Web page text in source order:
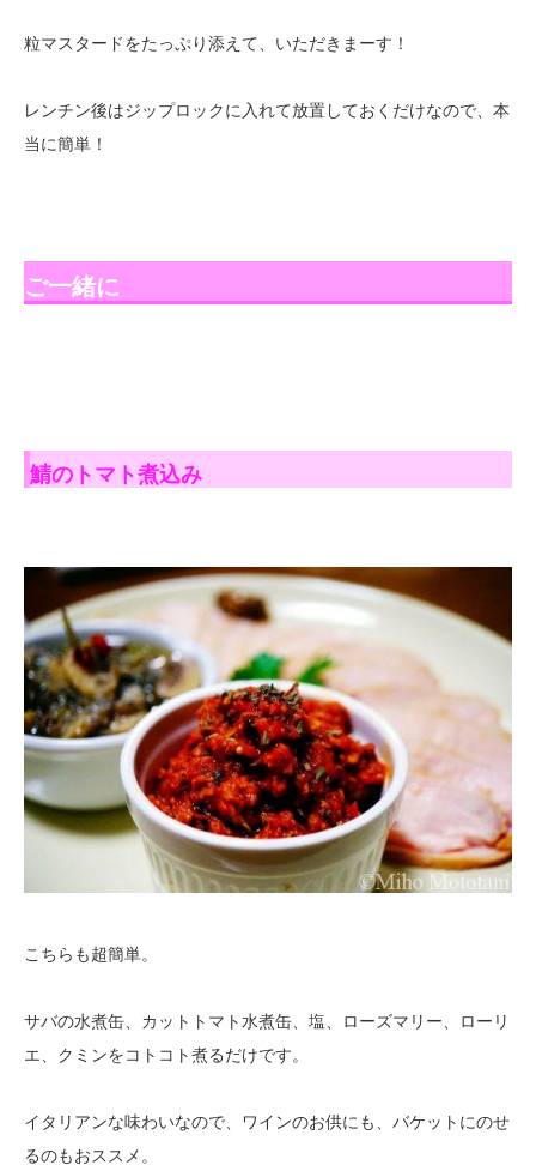
粒マスタードをたっぷり添えて、いただきまーす！
レンチン後はジップロックに入れて放置しておくだけなので、本
当に簡単！
ご一緒に
鯖のトマト煮込み
こちらも超簡単。
サバの水煮缶、カットトマト水煮缶、塩、ローズマリー、ローリ
エ、クミンをコトコト煮るだけです。
イタリアンな味わいなので、ワインのお供にも、バケットにのせ
るのもおススメ。